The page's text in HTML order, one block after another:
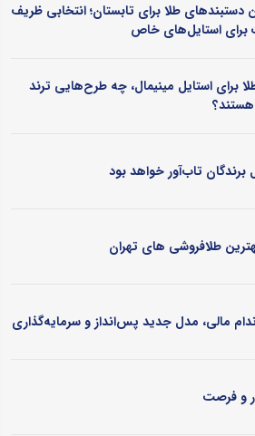
دستبندهای طلا برای تابستان؛ انتخابی ظریف
برای استایل‌های خاص
برای استایل مینیمال، چه طرح‌هایی ترند
هستند؟
طلافروشی های تهران
مالی، مدل جدید پس‌انداز و سرمایه‌گذاری
و فرصت